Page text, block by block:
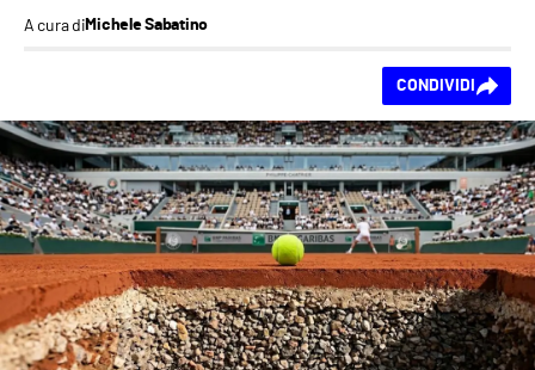
A cura diMichele Sabatino
CONDIVIDI